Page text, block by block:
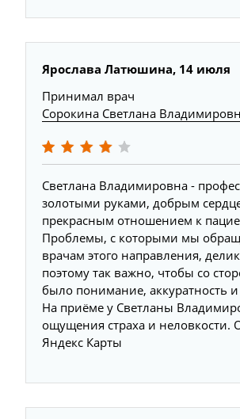
Ярослава Латюшина, 14 июля
Принимал врач
Сорокина Светлана
Светлана Владимировна -
золотыми руками, добрым
прекрасным отношением к
Проблемы, с которыми мы
врачам этого направления,
поэтому так важно, чтобы со
было понимание, аккуратность и
На приёме у Светланы
ощущения страха и неловкости.
Яндекс Карты